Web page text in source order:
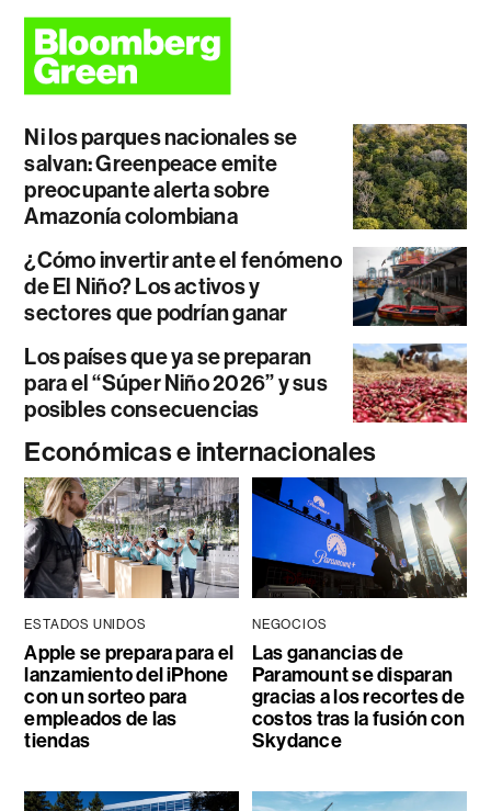
Ni los parques nacionales se
salvan: Greenpeace emite
preocupante alerta sobre
Amazonía colombiana
¿Cómo invertir ante el fenómeno
de El Niño? Los activos y
sectores que podrían ganar
Los países que ya se preparan
para el “Súper Niño 2026” y sus
posibles consecuencias
Económicas e internacionales
ESTADOS UNIDOS
Apple se prepara para el
lanzamiento del iPhone
con un sorteo para
empleados de las
tiendas
NEGOCIOS
Las ganancias de
Paramount se disparan
gracias a los recortes de
costos tras la fusión con
Skydance